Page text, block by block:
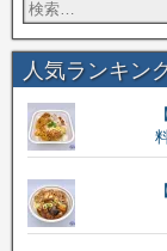
人気ランキン